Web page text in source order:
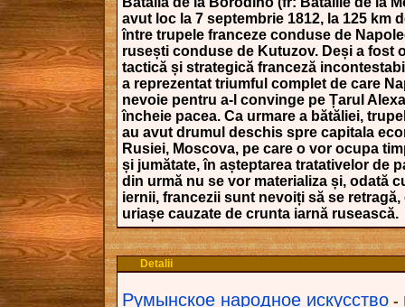
avut loc la 7 septembrie 1812, la 125 km
între trupele franceze conduse de
rusești conduse de Kutuzov. Deși a fost
tactică și strategică franceză
a reprezentat triumful complet de care
nevoie pentru a-l convinge pe Țarul
încheie pacea. Ca urmare a bătăliei,
au avut drumul deschis spre capitala
Rusiei, Moscova, pe care o vor ocupa
și jumătate, în așteptarea tratativelor de
din urmă nu se vor materializa și, odată
iernii, francezii sunt nevoiți să se
uriașe cauzate de crunta iarnă rusească.
Detalii
Румынское народное искусство -